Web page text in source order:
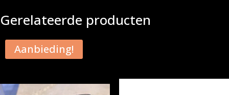
Gerelateerde producten
Aanbieding!